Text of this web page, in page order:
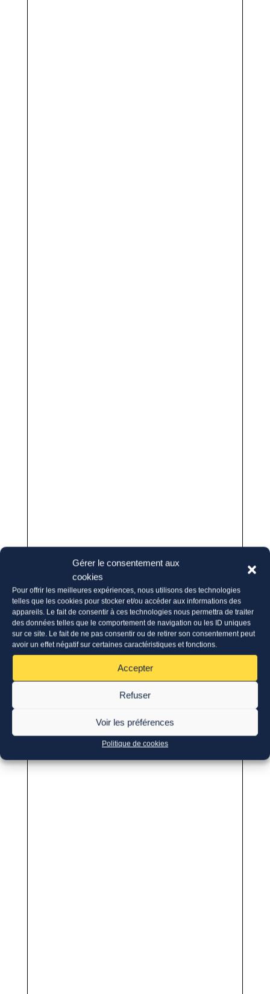
Gérer le consentement aux
cookies
Pour offrir les meilleures expériences, nous utilisons des technologies
telles que les cookies pour stocker et/ou accéder aux informations des
appareils. Le fait de consentir à ces technologies nous permettra de traiter
des données telles que le comportement de navigation ou les ID uniques
sur ce site. Le fait de ne pas consentir ou de retirer son consentement peut
avoir un effet négatif sur certaines caractéristiques et fonctions.
Accepter
Refuser
Voir les préférences
Politique de cookies